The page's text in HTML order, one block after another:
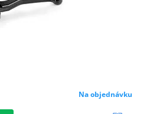
Na objednávku